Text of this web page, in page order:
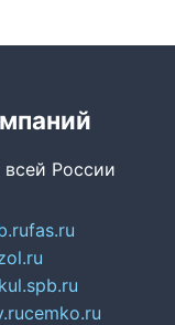
России
fas.ru
cemko.ru